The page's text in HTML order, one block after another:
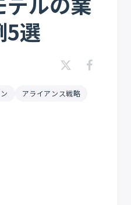
5選
アライアンス戦略